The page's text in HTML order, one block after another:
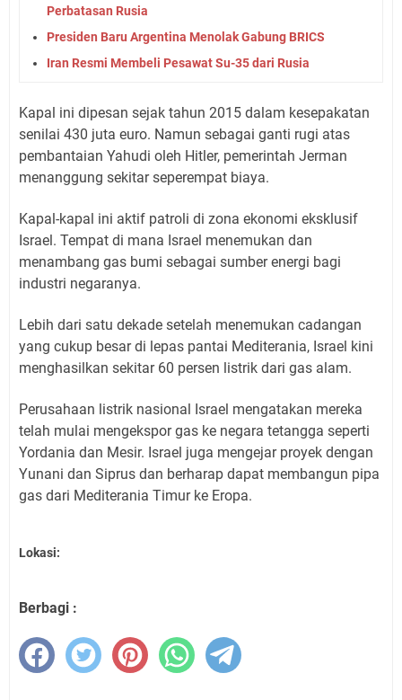
Perbatasan Rusia
Presiden Baru Argentina Menolak Gabung BRICS
Iran Resmi Membeli Pesawat Su-35 dari Rusia
Kapal ini dipesan sejak tahun 2015 dalam kesepakatan
senilai 430 juta euro. Namun sebagai ganti rugi atas
pembantaian Yahudi oleh Hitler, pemerintah Jerman
menanggung sekitar seperempat biaya.
Kapal-kapal ini aktif patroli di zona ekonomi eksklusif
Israel. Tempat di mana Israel menemukan dan
menambang gas bumi sebagai sumber energi bagi
industri negaranya.
Lebih dari satu dekade setelah menemukan cadangan
yang cukup besar di lepas pantai Mediterania, Israel kini
menghasilkan sekitar 60 persen listrik dari gas alam.
Perusahaan listrik nasional Israel mengatakan mereka
telah mulai mengekspor gas ke negara tetangga seperti
Yordania dan Mesir. Israel juga mengejar proyek dengan
Yunani dan Siprus dan berharap dapat membangun pipa
gas dari Mediterania Timur ke Eropa.
Lokasi:
Berbagi :